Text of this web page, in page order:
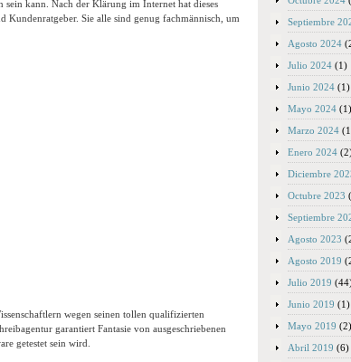
sein kann. Nach der Klärung im Internet hat dieses
Kundenratgeber. Sie alle sind genug fachmännisch, um
wegen seinen tollen qualifizierten
garantiert Fantasie von ausgeschriebenen
getestet sein wird.
Septiembre
Agosto 2024
Julio 2024 (1)
Junio 2024 (1)
Mayo 2024 (1)
Marzo 2024
Enero 2024
Diciembre
Octubre 2023
Septiembre
Agosto 2023
Agosto 2019
Julio 2019
Junio 2019 (1)
Mayo 2019 (2)
Abril 2019 (6)